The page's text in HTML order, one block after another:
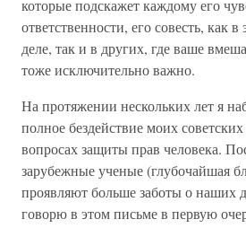
которые подскажет каждому его
ответственности, его совесть, как
деле, так и в других, где ваше
тоже исключительно важно.
На протяжении нескольких лет я
полное бездействие моих
вопросах защиты прав человека.
зарубежные ученые (глубочайшая
проявляют больше заботы о наших
говорю в этом письме в первую